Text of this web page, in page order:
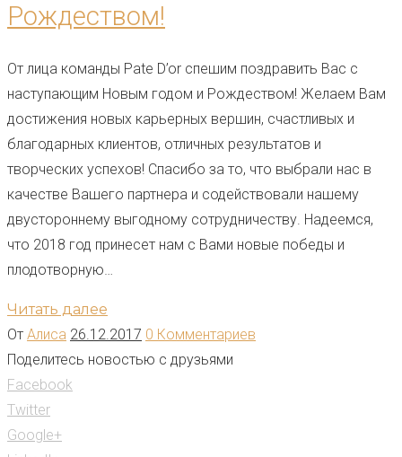
Рождеством!
От лица команды Pate D’or спешим поздравить Вас с
наступающим Новым годом и Рождеством! Желаем Вам
достижения новых карьерных вершин, счастливых и
благодарных клиентов, отличных результатов и
творческих успехов! Спасибо за то, что выбрали нас в
качестве Вашего партнера и содействовали нашему
двустороннему выгодному сотрудничеству. Надеемся,
что 2018 год принесет нам с Вами новые победы и
плодотворную…
Читать далее
От Алиса 26.12.2017 0 Комментариев
Поделитесь новостью с друзьями
Facebook
Twitter
Google+